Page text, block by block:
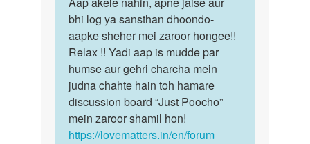
bhi log ya sansthan dhoondo-
aapke sheher mei zaroor hongee!!
Relax !! Yadi aap is mudde par
humse aur gehri charcha mein
judna chahte hain toh hamare
discussion board “Just Poocho”
mein zaroor shamil hon!
https://lovematters.in/en/forum